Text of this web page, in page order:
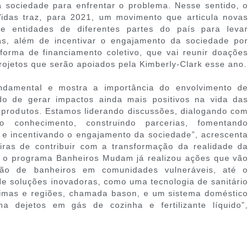
para enfrentar o problema. Nesse sentido, o
traz, para 2021, um movimento que articula novas
e entidades de diferentes partes do país para levar
além de incentivar o engajamento da sociedade por
de financiamento coletivo, que vai reunir doações
que serão apoiados pela Kimberly-Clark esse ano.
e mostra a importância do envolvimento de
de gerar impactos ainda mais positivos na vida das
Estamos liderando discussões, dialogando com
conhecimento, construindo parcerias, fomentando
incentivando o engajamento da sociedade”, acrescenta
de contribuir com a transformação da realidade da
programa Banheiros Mudam já realizou ações que vão
de banheiros em comunidades vulneráveis, até o
soluções inovadoras, como uma tecnologia de sanitário
e regiões, chamada bason, e um sistema doméstico
dejetos em gás de cozinha e fertilizante líquido”,